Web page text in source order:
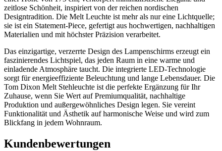
zeitlose Schönheit, inspiriert von der reichen nordischen
Designtradition. Die Melt Leuchte ist mehr als nur eine Lichtquelle;
sie ist ein Statement-Piece, gefertigt aus hochwertigen, nachhaltigen
Materialien und mit höchster Präzision verarbeitet.
Das einzigartige, verzerrte Design des Lampenschirms erzeugt ein
faszinierendes Lichtspiel, das jeden Raum in eine warme und
einladende Atmosphäre taucht. Die integrierte LED-Technologie
sorgt für energieeffiziente Beleuchtung und lange Lebensdauer. Die
Tom Dixon Melt Stehleuchte ist die perfekte Ergänzung für Ihr
Zuhause, wenn Sie Wert auf Premiumqualität, nachhaltige
Produktion und außergewöhnliches Design legen. Sie vereint
Funktionalität und Ästhetik auf harmonische Weise und wird zum
Blickfang in jedem Wohnraum.
Kundenbewertungen